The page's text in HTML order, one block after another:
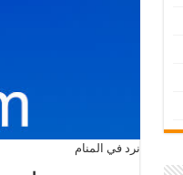
نرد في المنام